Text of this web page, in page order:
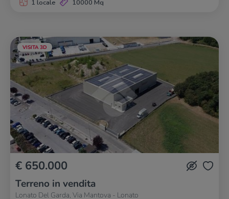
1 locale 10000 Mq
VISITA 3D
€ 650.000
Terreno in vendita
Lonato Del Garda, Via Mantova - Lonato